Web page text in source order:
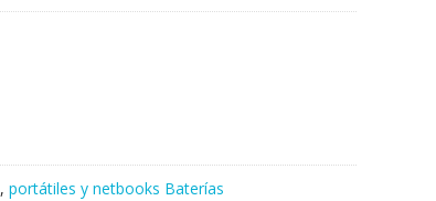
, portátiles y netbooks Baterías